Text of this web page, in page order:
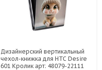
Дизайнерский вертикальный
чехол-книжка для HTC Desire
601 Кролик арт: 48079-22111